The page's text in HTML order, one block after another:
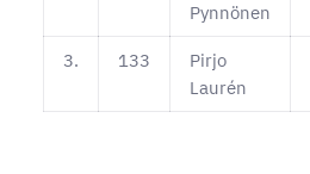
Pynnönen
3. 133
Pirjo
Laurén